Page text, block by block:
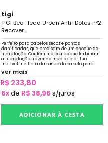
tigi
TIGI Bed Head Urban Anti+Dotes nº2
Recover...
Perfeito para cabelos secos e pontas
danificadas, que precisam de um choque de
hidratação. Contém moléculas que turbinam
a hidratação trazendo maciez e brilho.
Incrível melhora da saúde do cabelo para
uma recuperação digna de comemoração.
ver mais
R$ 233,80
6xde R$ 38,96 s/juros
ADICIONAR À CESTA